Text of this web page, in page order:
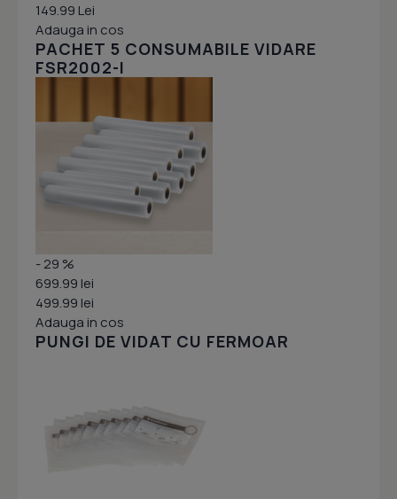
149.99 Lei
Adauga in cos
PACHET 5 CONSUMABILE VIDARE
FSR2002-I
- 29 %
699.99 lei
499.99 lei
Adauga in cos
PUNGI DE VIDAT CU FERMOAR